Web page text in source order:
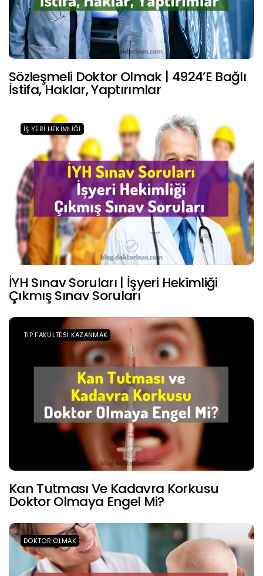
Sözleşmeli Doktor Olmak | 4924’e Bağlı
İstifa, Haklar, Yaptırımlar
İŞ YERI HEKIMLIĞI
İYH Sınav Soruları | İşyeri Hekimliği
Çıkmış Sınav Soruları
TIP FAKÜLTESI KAZANMAK
Kan Tutması Ve Kadavra Korkusu
Doktor Olmaya Engel Mi?
DOKTOR OLMAK